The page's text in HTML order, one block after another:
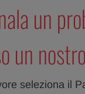
un
un
seleziona il